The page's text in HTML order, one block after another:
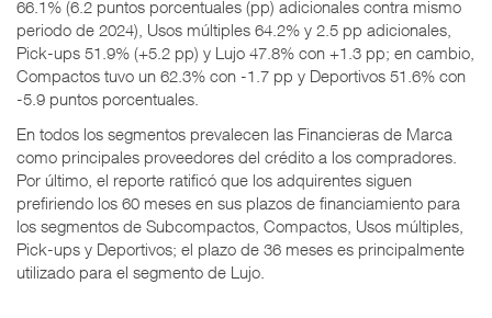
66.1% (6.2 puntos porcentuales (pp) adicionales contra mismo
periodo de 2024), Usos múltiples 64.2% y 2.5 pp adicionales,
Pick-ups 51.9% (+5.2 pp) y Lujo 47.8% con +1.3 pp; en cambio,
Compactos tuvo un 62.3% con -1.7 pp y Deportivos 51.6% con
-5.9 puntos porcentuales.
En todos los segmentos prevalecen las Financieras de Marca
como principales proveedores del crédito a los compradores.
Por último, el reporte ratificó que los adquirentes siguen
prefiriendo los 60 meses en sus plazos de financiamiento para
los segmentos de Subcompactos, Compactos, Usos múltiples,
Pick-ups y Deportivos; el plazo de 36 meses es principalmente
utilizado para el segmento de Lujo.